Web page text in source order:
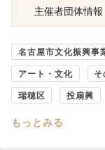
主催者団体情報
名古屋市文化振興事
アート・文化 そ
瑞穂区 投扇興
もっとみる